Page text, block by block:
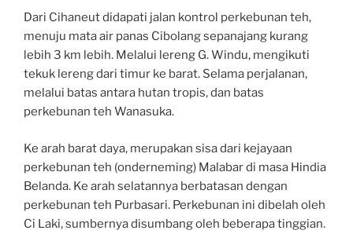
Dari Cihaneut didapati jalan kontrol perkebunan teh,
menuju mata air panas Cibolang sepanajang kurang
lebih 3 km lebih. Melalui lereng G. Windu, mengikuti
tekuk lereng dari timur ke barat. Selama perjalanan,
melalui batas antara hutan tropis, dan batas
perkebunan teh Wanasuka.
Ke arah barat daya, merupakan sisa dari kejayaan
perkebunan teh (onderneming) Malabar di masa Hindia
Belanda. Ke arah selatannya berbatasan dengan
perkebunan teh Purbasari. Perkebunan ini dibelah oleh
Ci Laki, sumbernya disumbang oleh beberapa tinggian.